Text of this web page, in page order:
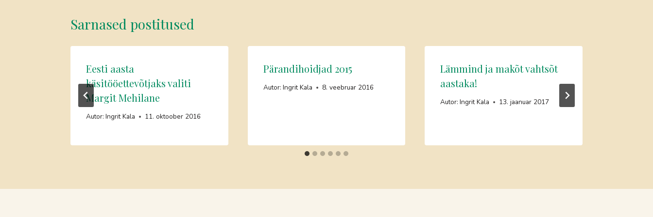
Sarnased postitused
Eesti aasta
käsitööettevõtjaks valiti
Margit Mehilane
Autor: Ingrit Kala 11. oktoober 2016
Pärandihoidjad 2015
Autor: Ingrit Kala 8. veebruar 2016
Lämmind ja makõt vahtsõt
aastaka!
Autor: Ingrit Kala 13. jaanuar 2017